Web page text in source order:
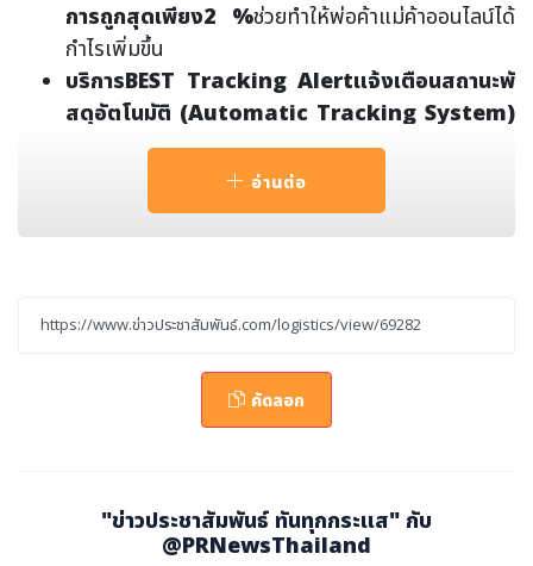
การถูกสุดเพียง2 %ช่วยทำให้พ่อค้าแม่ค้าออนไลน์ได้
กำไรเพิ่มขึ้น
บริการBEST Tracking Alertแจ้งเตือนสถานะพั
สดุอัตโนมัติ (Automatic Tracking System)
แบบReal-timeผ่านLINE Official Accountซึ่งเชื่อม
ต่อAPI (Application Programming Interface)
ระบบขนส่งเข้ากับระบบหลังบ้านของLINE Official Ac
countเพื่อให้ระบบAIหลังบ้านเป็นตัวAlertแจ้งเตือนส
หรือลูกค้าทั่วไปในการช่วยแจ้งเตือนสถานะพัสดุอัตโนมั
ติได้ทุกที่ทุกเวลาที่พัสดุกำลังเดินทางไปจัดส่งยังสถาน
ที่ต่าง ๆ ตั้งแต่ต้นทางไปจนถึงปลายทาง
สูง) รวมกันแล้วไม่เกิน600 เซนติเมตร หรือมีขนาดด้าน
ใดด้านหนึ่งต้องไม่เกิน200 เซนติเมตร สำหรับพ่อค้าแ
อ่านต่อ
คัดลอก
"ข่าวประชาสัมพันธ์ ทันทุกกระแส" กับ
@PRNewsThailand